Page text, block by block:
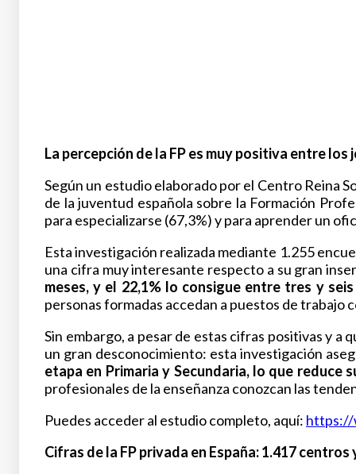
La percepción de la FP es muy positiva entre
Según un estudio elaborado por el Centro Reina
de la juventud española sobre la Formación
para especializarse (67,3%) y para aprender un
Esta investigación realizada mediante 1.255
una cifra muy interesante respecto a su gran
meses, y el 22,1% lo consigue entre tres y seis
personas formadas accedan a puestos de trabajo
Sin embargo, a pesar de estas cifras positivas y
un gran desconocimiento: esta investigación
etapa en Primaria y Secundaria, lo que
profesionales de la enseñanza conozcan las
Puedes acceder al estudio completo, aquí: https://
Cifras de la FP privada en España:1.417 centros